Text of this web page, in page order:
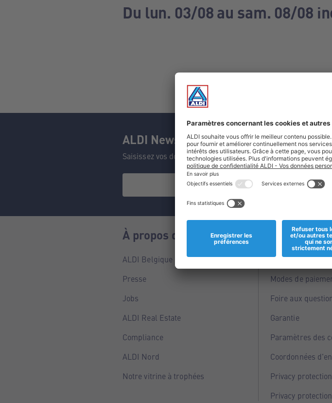
Du lun. 03/08 au sam. 08/08
ALDI Newsletter
Saisissez vos données et ne manquez aucune de nos offres.
À propos de nous
ALDI Belgique
Presse
Jobs
ALDI Real Estate
Compliance
ALDI Nord
Notre vitrine à trophées
Magasins
Modes de
Foire aux
Garantie
Paramètres des
Coordonnées
Privacy protection
Privacy